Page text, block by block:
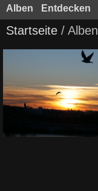
Alben Entdecken
Startseite / Alben